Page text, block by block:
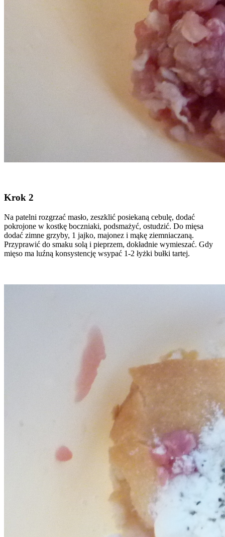
Krok 2
Na patelni rozgrzać masło, zeszklić posiekaną cebulę, dodać
pokrojone w kostkę boczniaki, podsmażyć, ostudzić. Do mięsa
dodać zimne grzyby, 1 jajko, majonez i mąkę ziemniaczaną.
Przyprawić do smaku solą i pieprzem, dokładnie wymieszać. Gdy
mięso ma luźną konsystencję wsypać 1-2 łyżki bułki tartej.